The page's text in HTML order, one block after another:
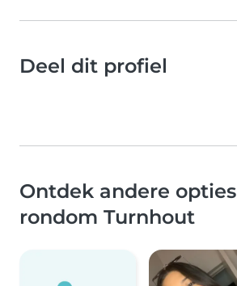
Deel dit profiel
Ontdek andere
rondom Turnhout